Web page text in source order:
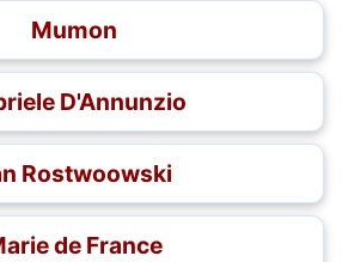
Mumon
D'Annunzio
Rostwoowski
de France